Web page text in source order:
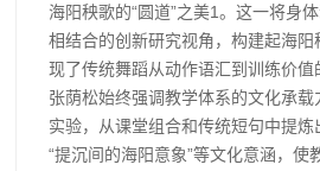
海阳秧歌的“圆道”之美1。这一将身
相结合的创新研究视角，构建起海阳
现了传统舞蹈从动作语汇到训练价值
张荫松始终强调教学体系的文化承
实验，从课堂组合和传统短句中提炼
“提沉间的海阳意象”等文化意涵，使